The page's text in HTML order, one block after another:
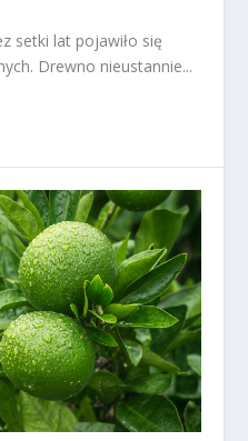
setki lat pojawiło się
Drewno nieustannie...